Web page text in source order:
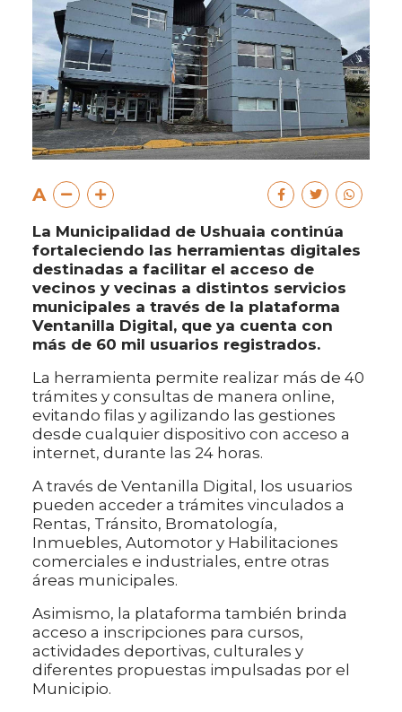
A
La Municipalidad de Ushuaia continúa
fortaleciendo las herramientas digitales
destinadas a facilitar el acceso de
vecinos y vecinas a distintos servicios
municipales a través de la plataforma
Ventanilla Digital, que ya cuenta con
más de 60 mil usuarios registrados.
La herramienta permite realizar más de 40
trámites y consultas de manera online,
evitando filas y agilizando las gestiones
desde cualquier dispositivo con acceso a
internet, durante las 24 horas.
A través de Ventanilla Digital, los usuarios
pueden acceder a trámites vinculados a
Rentas, Tránsito, Bromatología,
Inmuebles, Automotor y Habilitaciones
comerciales e industriales, entre otras
áreas municipales.
Asimismo, la plataforma también brinda
acceso a inscripciones para cursos,
actividades deportivas, culturales y
diferentes propuestas impulsadas por el
Municipio.